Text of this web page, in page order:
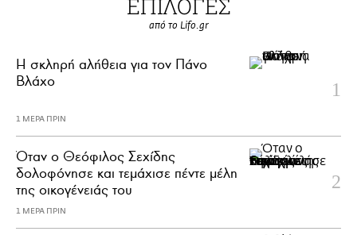
ΕΠΙΛΟΓΕΣ
από το Lifo.gr
H σκληρή αλήθεια για τον Πάνο
Βλάχο
1 ΜΕΡΑ ΠΡΙΝ
Όταν ο Θεόφιλος Σεχίδης
δολοφόνησε και τεμάχισε πέντε μέλη
της οικογένειάς του
1 ΜΕΡΑ ΠΡΙΝ